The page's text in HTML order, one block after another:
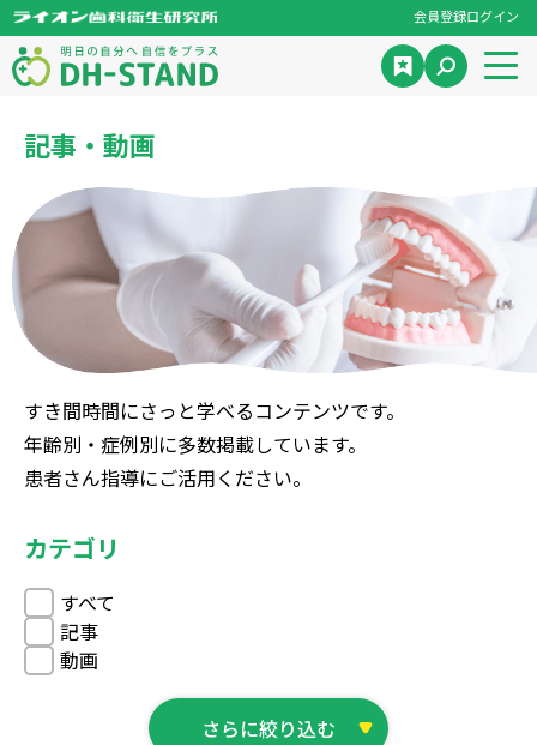
会員登録ログイン
記事・動画
すき間時間にさっと学べるコンテンツです。
年齢別・症例別に多数掲載しています。
患者さん指導にご活用ください。
カテゴリ
すべて
記事
動画
さらに絞り込む